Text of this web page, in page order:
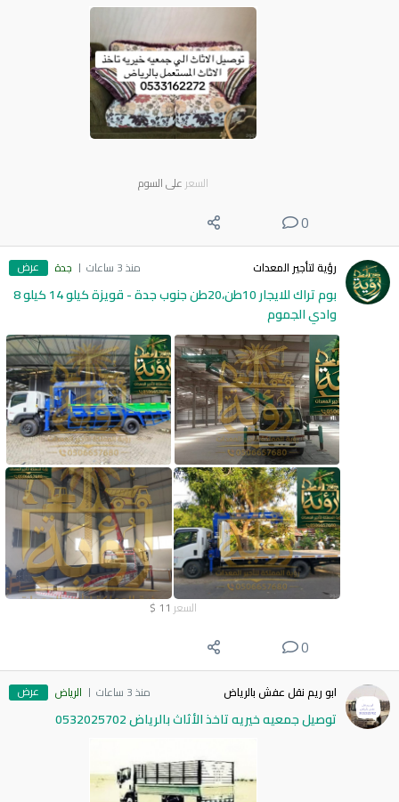
السعر على السوم
0
رؤية لتأجير المعدات منذ 3 ساعات جدة عرض
بوم تراك للايجار 10طن،20طن جنوب جدة - قويزة كيلو 14 كيلو 8
وادي الجموم
السعر 11
$
0
ابو ريم نقل عفش بالرياض منذ 3 ساعات الرياض عرض
توصيل جمعيه خيريه تاخذ الأثاث بالرياض 0532025702